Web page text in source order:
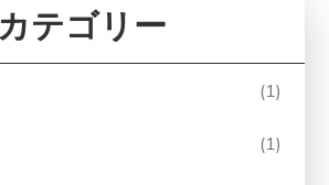
カテゴリー
(1)
(1)